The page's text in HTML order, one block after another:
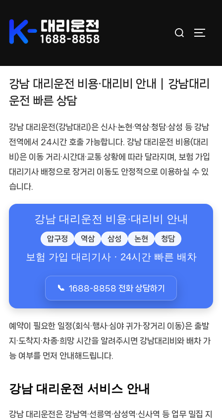
content
Search
강남 대리운전 비용·대리비 안내｜강남대리
운전 빠른 상담
강남 대리운전(강남대리)은 신사·논현·역삼·청담·삼성 등 강남
전역에서 24시간 호출 가능합니다. 강남 대리운전 비용(대리
비)은 이동 거리·시간대·교통 상황에 따라 달라지며, 보험 가입
대리기사 배정으로 장거리 이동도 안정적으로 이용하실 수 있
습니다.
강남 대리운전 비용·대리비 안내
압구정 역삼 삼성 논현 청담
보험 가입 대리기사 · 24시간 빠른 배차
1688-8858 전화 상담하기
예약이 필요한 일정(회식·행사·심야 귀가·장거리 이동)은 출발
지·도착지·차종·희망 시간을 알려주시면 강남대리비 와 배차 가
능 여부를 먼저 안내해드립니다.
강남 대리운전 서비스 안내
강남 대리운전은 강남역·선릉역·삼성역·신사역 등 업무 밀집 지